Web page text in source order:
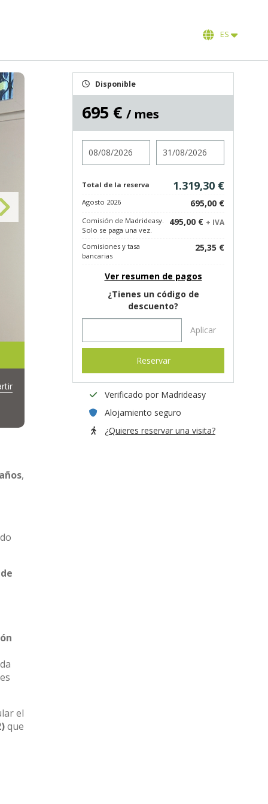
ES
,
el
que
Disponible
695 € / mes
Total de la reserva 1.319,30 €
Agosto 2026 695,00 €
Comisión de Madrideasy.
Solo se paga una vez.
495,00 € + IVA
Comisiones y tasa
bancarias
25,35 €
Ver resumen de pagos
¿Tienes un código de
descuento?
Aplicar
Reservar
Verificado por Madrideasy
Alojamiento seguro
¿Quieres reservar una visita?